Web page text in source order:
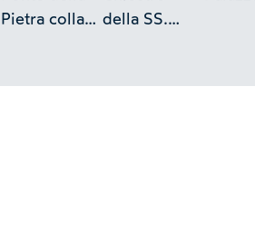
Pietra colla
Pietro.
della SS.